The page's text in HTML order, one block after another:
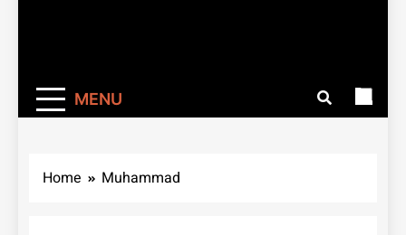
MENU
Home Muhammad